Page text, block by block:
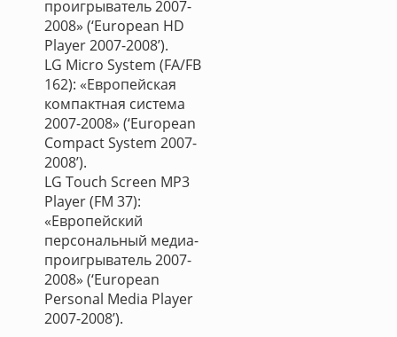
проигрыватель 2007-
2008» (‘European HD
Player 2007-2008’).
LG Micro System (FA/FB
162): «Европейская
компактная система
2007-2008» (‘European
Compact System 2007-
2008’).
LG Touch Screen MP3
Player (FM 37):
«Европейский
персональный медиа-
проигрыватель 2007-
2008» (‘European
Personal Media Player
2007-2008’).